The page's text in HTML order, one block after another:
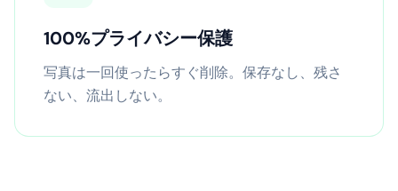
100%プライバシー保護
写真は一回使ったらすぐ削除。保存なし、残さ
ない、流出しない。